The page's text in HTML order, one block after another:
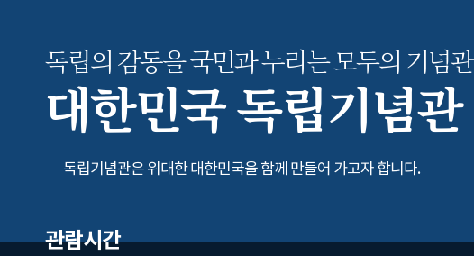
독립의 감동을 국민과 누리는모두의 기념관
대한민국 독립기념관
독립기념관은 위대한 대한민국을 함께 만들어 가고자 합니다.
관람시간